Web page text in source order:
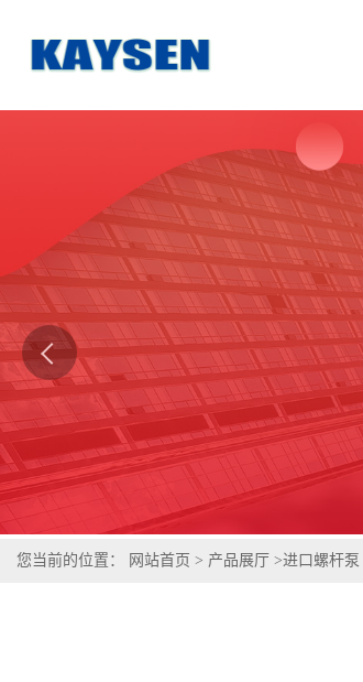
您当前的位置： 网站首页 > 产品展厅 >进口螺杆泵